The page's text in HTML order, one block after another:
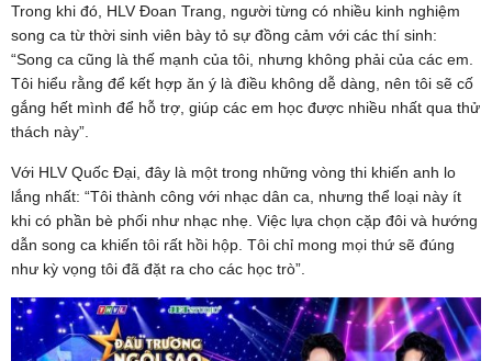
Trong khi đó, HLV Đoan Trang, người từng có nhiều kinh nghiệm
song ca từ thời sinh viên bày tỏ sự đồng cảm với các thí sinh:
“Song ca cũng là thế mạnh của tôi, nhưng không phải của các em.
Tôi hiểu rằng để kết hợp ăn ý là điều không dễ dàng, nên tôi sẽ cố
gắng hết mình để hỗ trợ, giúp các em học được nhiều nhất qua thử
thách này”.
Với HLV Quốc Đại, đây là một trong những vòng thi khiến anh lo
lắng nhất: “Tôi thành công với nhạc dân ca, nhưng thể loại này ít
khi có phần bè phối như nhạc nhẹ. Việc lựa chọn cặp đôi và hướng
dẫn song ca khiến tôi rất hồi hộp. Tôi chỉ mong mọi thứ sẽ đúng
như kỳ vọng tôi đã đặt ra cho các học trò”.